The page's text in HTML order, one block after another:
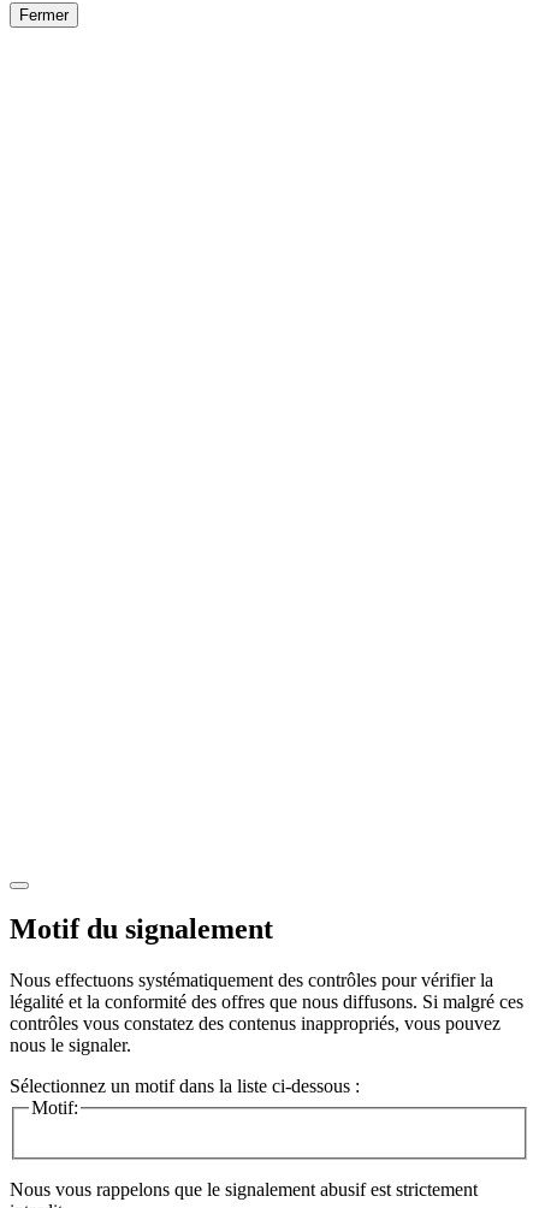
Fermer
Motif du signalement
Nous effectuons systématiquement des contrôles pour vérifier la
légalité et la conformité des offres que nous diffusons. Si malgré ces
contrôles vous constatez des contenus inappropriés, vous pouvez
nous le signaler.
Sélectionnez un motif dans la liste ci-dessous :
Motif:
Nous vous rappelons que le signalement abusif est strictement